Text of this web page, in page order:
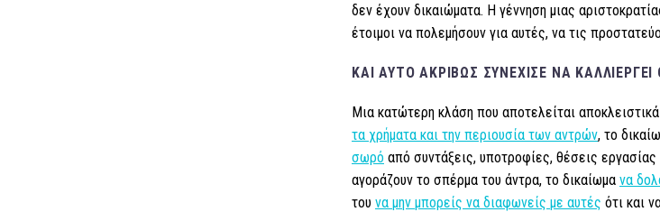
δεν έχουν δικαιώματα. Η γέννηση μιας
έτοιμοι να πολεμήσουν για αυτές, να τις
ΚΑΙ ΑΥΤΌ ΑΚΡΙΒΏΣ ΣΥΝΈΧΙΣΕ ΝΑ
Μια κατώτερη κλάση που αποτελείται
τα χρήματα και την περιουσία των αντρών, το
σωρό από συντάξεις, υποτροφίες, θέσεις
αγοράζουν το σπέρμα του άντρα, το δικαίωμα να
του να μην μπορείς να διαφωνείς με αυτές ότι και